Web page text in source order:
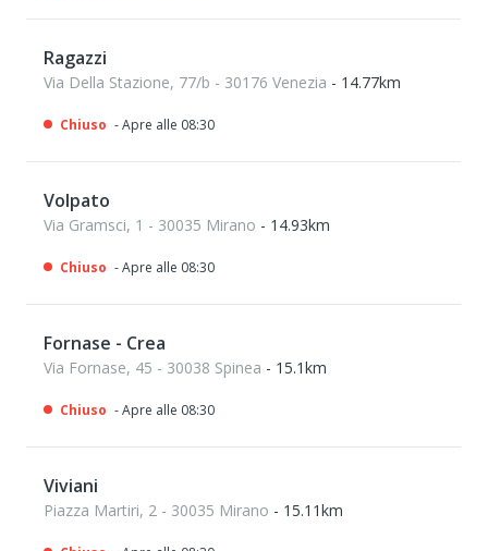
Ragazzi
Via Della Stazione, 77/b - 30176 Venezia - 14.77km
Chiuso - Apre alle 08:30
Volpato
Via Gramsci, 1 - 30035 Mirano - 14.93km
Chiuso - Apre alle 08:30
Fornase - Crea
Via Fornase, 45 - 30038 Spinea - 15.1km
Chiuso - Apre alle 08:30
Viviani
Piazza Martiri, 2 - 30035 Mirano - 15.11km